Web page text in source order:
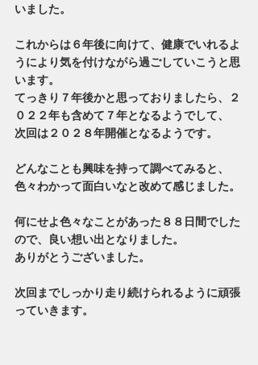
いました。
これからは６年後に向けて、健康でいれるよ
うにより気を付けながら過ごしていこうと思
います。
てっきり７年後かと思っておりましたら、２
０２２年も含めて７年となるようでして、
次回は２０２８年開催となるようです。
どんなことも興味を持って調べてみると、
色々わかって面白いなと改めて感じました。
何にせよ色々なことがあった８８日間でした
ので、良い想い出となりました。
ありがとうございました。
次回までしっかり走り続けられるように頑張
っていきます。